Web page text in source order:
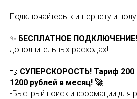
Подключайтесь к интернету и
✨ БЕСПЛАТНОЕ ПОДКЛЮЧЕНИЕ!
дополнительных расходах!
💨 СУПЕРСКОРОСТЬ! Тариф 200
1200 рублей в месяц! 🚀
-Быстрый поиск информации для